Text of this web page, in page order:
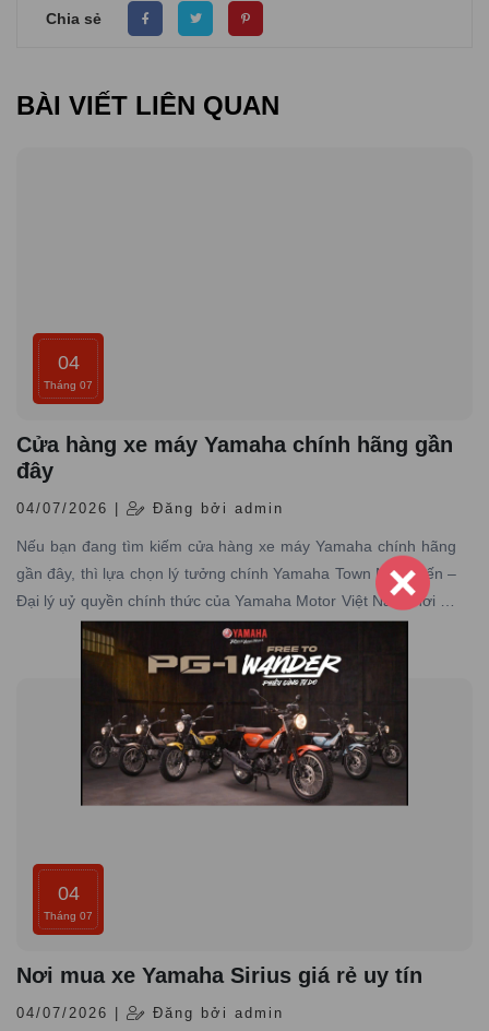
Chia sẻ
BÀI VIẾT LIÊN QUAN
04
Tháng 07
Cửa hàng xe máy Yamaha chính hãng gần
đây
04/07/2026 | Đăng bởi admin
Nếu bạn đang tìm kiếm cửa hàng xe máy Yamaha chính hãng
gần đây, thì lựa chọn lý tưởng chính Yamaha Town Nam Tiến –
Đại lý uỷ quyền chính thức của Yamaha Motor Việt Nam, nơi có
hơn 10 năm kinh nghiệm trong lĩnh vực phân phối xe máy
Yamaha chính hãng trên toàn quốc
04
Tháng 07
Nơi mua xe Yamaha Sirius giá rẻ uy tín
04/07/2026 | Đăng bởi admin